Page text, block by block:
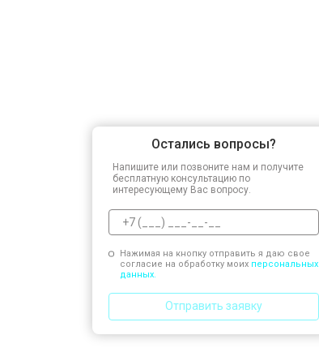
Остались вопросы?
Напишите или позвоните нам и получите
бесплатную консультацию по
интересующему Вас вопросу.
Нажимая на кнопку отправить я даю свое
согласие на обработку моих персональных
данных.
Отправить заявку